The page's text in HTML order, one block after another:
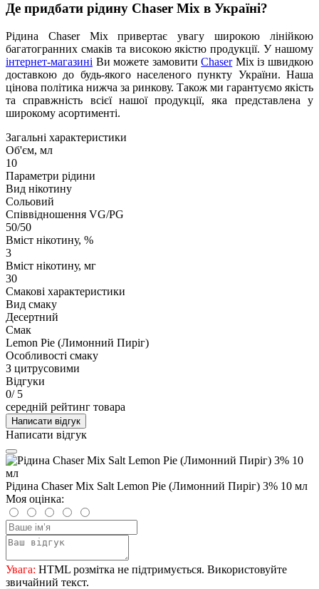
Де придбати рідину Chaser Mix в Україні?
Рідина Chaser Mix привертає увагу широкою лінійкою
багатогранних смаків та високою якістю продукції. У нашому
інтернет-магазині Ви можете замовитиChaserMix із швидкою
доставкою до будь-якого населеного пункту України. Наша
цінова політика нижча за ринкову. Також ми гарантуємо якість
та справжність всієї нашої продукції, яка представлена у
широкому асортименті.
Загальні характеристики
Об'єм, мл
10
Параметри рідини
Вид нікотину
Сольовий
Співвідношення VG/PG
50/50
Вміст нікотину, %
3
Вміст нікотину, мг
30
Смакові характеристики
Вид смаку
Десертний
Смак
Lemon Pie (Лимонний Пиріг)
Особливості смаку
З цитрусовими
Відгуки
0/ 5
середній рейтинг товара
Написати відгук
Написати відгук
Рідина Chaser Mix Salt Lemon Pie (Лимонний Пиріг) 3% 10 мл
Моя оцінка:
Увага: HTML розмітка не підтримується. Використовуйте
звичайний текст.